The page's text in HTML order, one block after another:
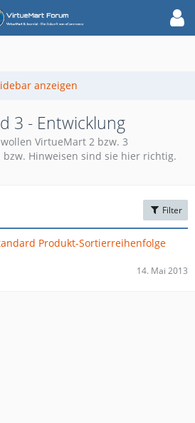
3 - Entwicklung
VirtueMart 2 bzw. 3
bzw. Hinweisen sind sie hier richtig.
Filter
Produkt-Sortierreihenfolge
14. Mai 2013